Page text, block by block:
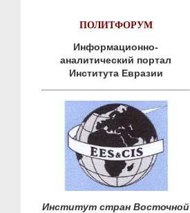
ПОЛИТФОРУМ
Информационно-
аналитический портал
Института Евразии
Институт стран Восточной